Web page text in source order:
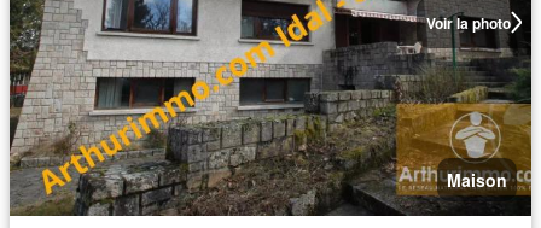
Voir la photo
Maison